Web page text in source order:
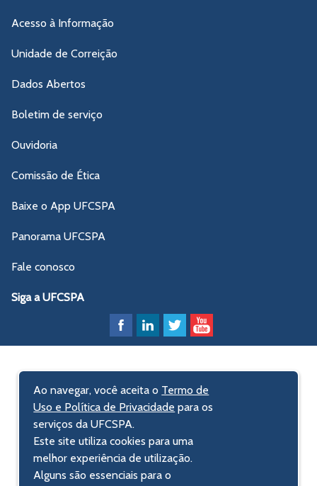
Acesso à Informação
Unidade de Correição
Dados Abertos
Boletim de serviço
Ouvidoria
Comissão de Ética
Baixe o App UFCSPA
Panorama UFCSPA
Fale conosco
Siga a UFCSPA
Ao navegar, você aceita o Termo de
Uso e Política de Privacidade para os
serviços da UFCSPA.
Este site utiliza cookies para uma
melhor experiência de utilização.
Alguns são essenciais para o